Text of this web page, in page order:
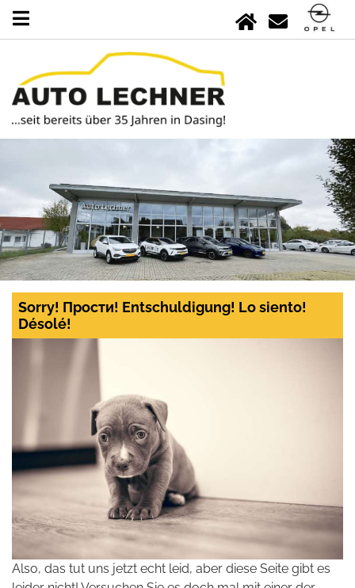
Sorry! Прости! Entschuldigung! Lo siento!
Désolé!
Also, das tut uns jetzt echt leid, aber diese Seite gibt es